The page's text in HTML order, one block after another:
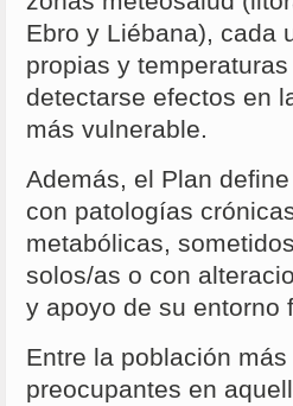
Ebro y Liébana), cada
propias y
detectarse efectos en
más vulnerable.
Además, el Plan
con patologías
metabólicas,
solos/as o con
y apoyo de su entorno
Entre la población
preocupantes en